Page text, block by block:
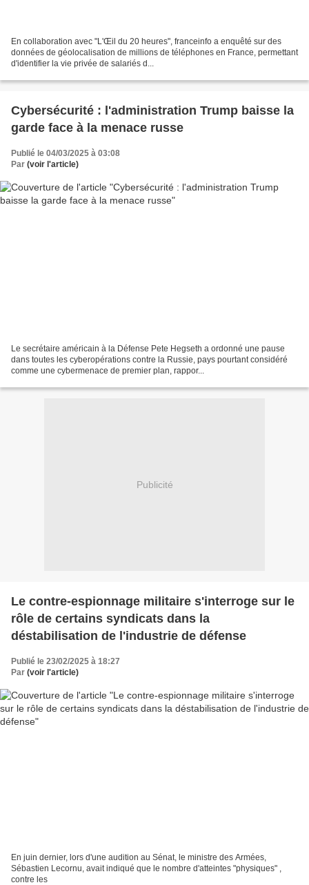
En collaboration avec "L'Œil du 20 heures", franceinfo a enquêté sur des
données de géolocalisation de millions de téléphones en France, permettant
d'identifier la vie privée de salariés d...
Cybersécurité : l'administration Trump baisse la
garde face à la menace russe
Publié le 04/03/2025 à 03:08
Par (voir l'article)
Le secrétaire américain à la Défense Pete Hegseth a ordonné une pause
dans toutes les cyberopérations contre la Russie, pays pourtant considéré
comme une cybermenace de premier plan, rappor...
Publicité
Le contre-espionnage militaire s'interroge sur le
rôle de certains syndicats dans la
déstabilisation de l'industrie de défense
Publié le 23/02/2025 à 18:27
Par (voir l'article)
En juin dernier, lors d'une audition au Sénat, le ministre des Armées,
Sébastien Lecornu, avait indiqué que le nombre d'atteintes "physiques" ,
contre les